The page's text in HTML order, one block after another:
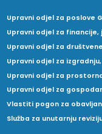
Upravni odjel za poslove
Upravni odjel za
Upravni odjel za
Upravni odjel za
Upravni odjel za
Upravni odjel za
Vlastiti pogon za
Služba za unutarnju